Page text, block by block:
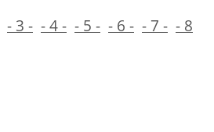
- 3 - - 4 - - 5 - - 6 - - 7 - - 8